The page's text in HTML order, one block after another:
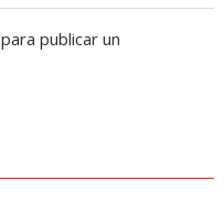
para publicar un